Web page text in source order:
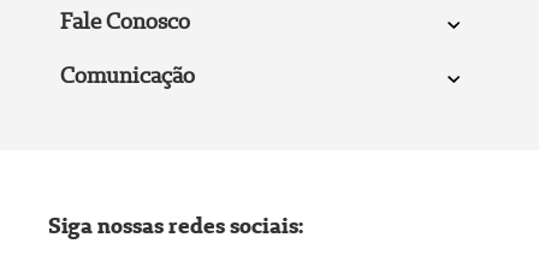
Fale Conosco
Comunicação
Siga nossas redes sociais: